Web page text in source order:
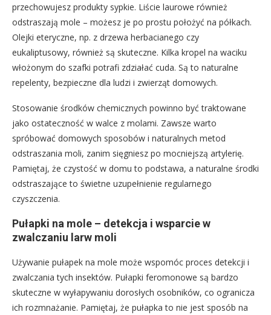
przechowujesz produkty sypkie. Liście laurowe również
odstraszają mole – możesz je po prostu położyć na półkach.
Olejki eteryczne, np. z drzewa herbacianego czy
eukaliptusowy, również są skuteczne. Kilka kropel na waciku
włożonym do szafki potrafi zdziałać cuda. Są to naturalne
repelenty, bezpieczne dla ludzi i zwierząt domowych.
Stosowanie środków chemicznych powinno być traktowane
jako ostateczność w walce z molami. Zawsze warto
spróbować domowych sposobów i naturalnych metod
odstraszania moli, zanim sięgniesz po mocniejszą artylerię.
Pamiętaj, że czystość w domu to podstawa, a naturalne środki
odstraszające to świetne uzupełnienie regularnego
czyszczenia.
Pułapki na mole – detekcja i wsparcie w
zwalczaniu larw moli
Używanie pułapek na mole może wspomóc proces detekcji i
zwalczania tych insektów. Pułapki feromonowe są bardzo
skuteczne w wyłapywaniu dorosłych osobników, co ogranicza
ich rozmnażanie. Pamiętaj, że pułapka to nie jest sposób na